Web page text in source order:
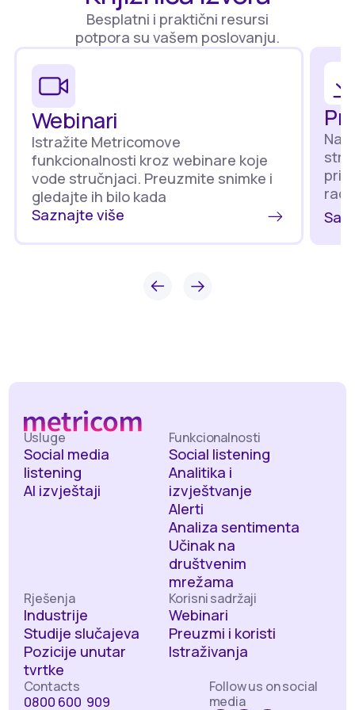
Besplatni i praktični resursi
potpora su vašem poslovanju.
Webinari
Istražite Metricomove
funkcionalnosti kroz webinare koje
vode stručnjaci. Preuzmite snimke i
gledajte ih bilo kada
Saznajte više
Usluge
Social media
listening
AI izvještaji
Funkcionalnosti
Social listening
Analitika i
izvještvanje
Alerti
Analiza sentimenta
Učinak na
društvenim
mrežama
Rješenja
Industrije
Studije slučajeva
Pozicije unutar
tvrtke
Korisni sadržaji
Webinari
Preuzmi i koristi
Istraživanja
Contacts
0800 600 909
Follow us on social
media